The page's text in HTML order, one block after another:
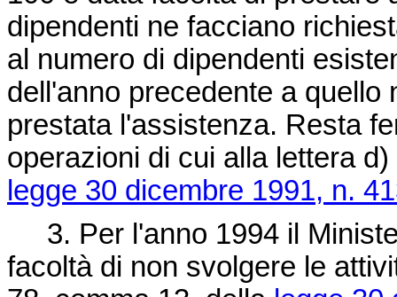
dipendenti ne facciano
al numero di dipendenti
dell'anno precedente a
prestata l'assistenza. Resta
operazioni di cui alla lettera
legge 30 dicembre 1991, n.
3. Per l'anno 1994 il
facoltà di non svolgere le